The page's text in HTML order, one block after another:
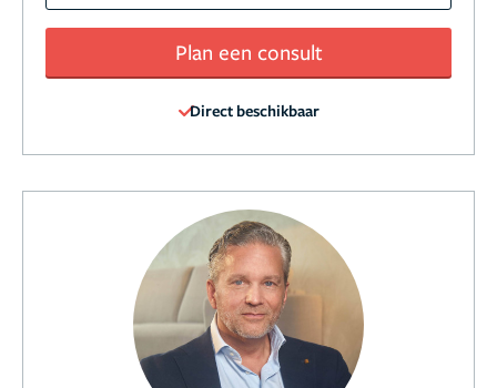
Plan een consult
Direct beschikbaar